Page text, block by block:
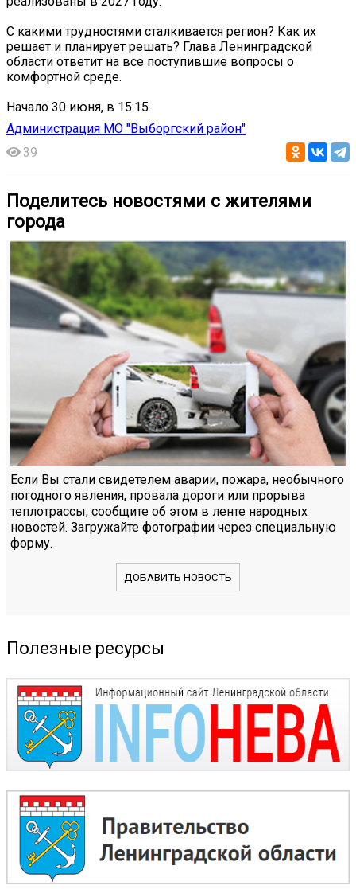
С какими трудностями сталкивается регион? Как их
решает и планирует решать? Глава Ленинградской
области ответит на все поступившие вопросы о
комфортной среде.
Начало 30 июня, в 15:15.
Администрация МО "Выборгский район"
39
Поделитесь новостями с жителями
города
Если Вы стали свидетелем аварии, пожара, необычного
погодного явления, провала дороги или прорыва
теплотрассы, сообщите об этом в ленте народных
новостей. Загружайте фотографии через специальную
форму.
ДОБАВИТЬ НОВОСТЬ
Полезные ресурсы